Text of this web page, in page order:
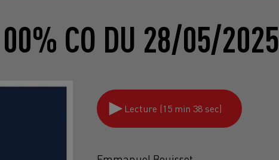
CO DU 28/05/2025
Lecture (15 min 38 sec)